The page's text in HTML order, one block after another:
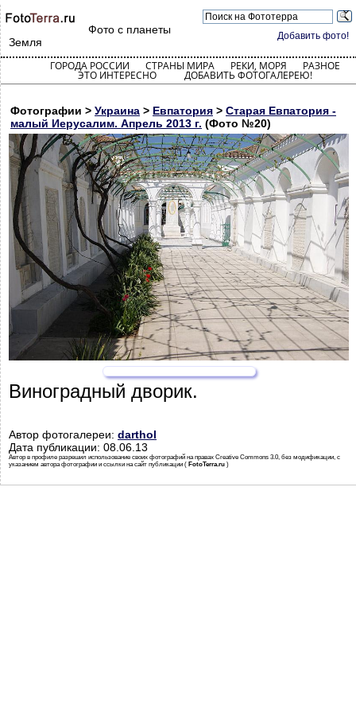
Добавить фото!
Фото с планеты
Земля
ГОРОДА РОССИИ СТРАНЫ МИРА РЕКИ, МОРЯ РАЗНОЕ
ЭТО ИНТЕРЕСНО ДОБАВИТЬ ФОТОГАЛЕРЕЮ!
Фотографии > Украина > Евпатория > Старая Евпатория -
малый Иерусалим. Апрель 2013 г. (Фото №20)
Виноградный дворик.
Автор фотогалереи: darthol
Дата публикации: 08.06.13
Автор в профиле разрешил использование своих фотографий на правах Creative Commons 3.0, без модификации, с
указанием автора фотографии и ссылки на сайт публикации ( FotoTerra.ru )